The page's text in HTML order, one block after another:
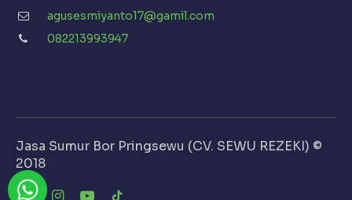
agusesmiyanto17@gamil.com
082213993947
Jasa Sumur Bor Pringsewu (CV. SEWU REZEKI) ©
2018